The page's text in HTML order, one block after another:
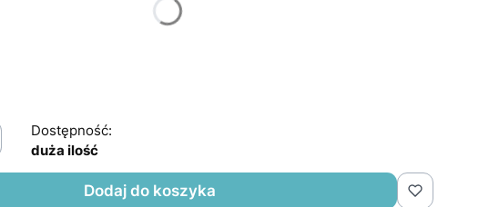
Dostępność:
duża ilość
Dodaj do koszyka